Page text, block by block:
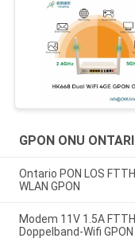
GPON ONU
Ontario PON LOS
WLAN GPON
Modem 11V 1.5A
Doppelband-Wifi